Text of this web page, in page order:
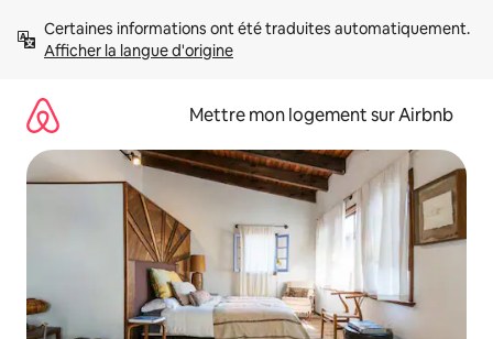
directement
Afficher la langue d'origine
Mettre mon logement sur Airbnb